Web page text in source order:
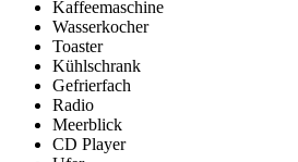
Kaffeemaschine
Wasserkocher
Toaster
Kühlschrank
Gefrierfach
Radio
Meerblick
CD Player